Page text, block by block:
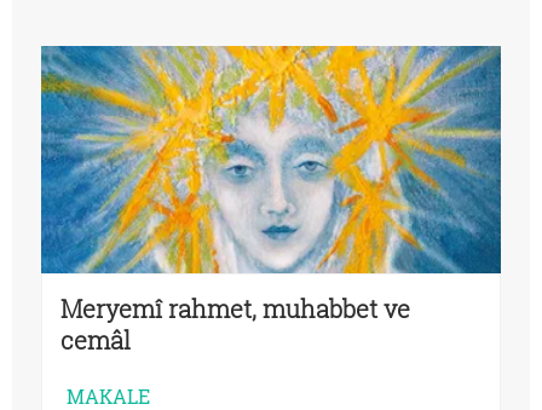
Meryemî rahmet, muhabbet ve
cemâl
MAKALE